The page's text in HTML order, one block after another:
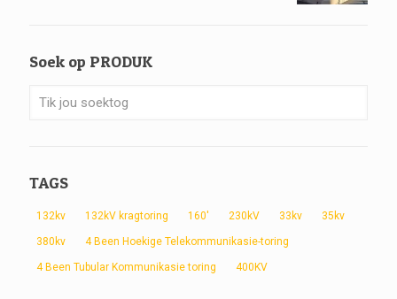
Soek op PRODUK
TAGS
132kv 132kV kragtoring 160' 230kV 33kv 35kv
380kv 4 Been Hoekige Telekommunikasie-toring
4 Been Tubular Kommunikasie toring 400KV